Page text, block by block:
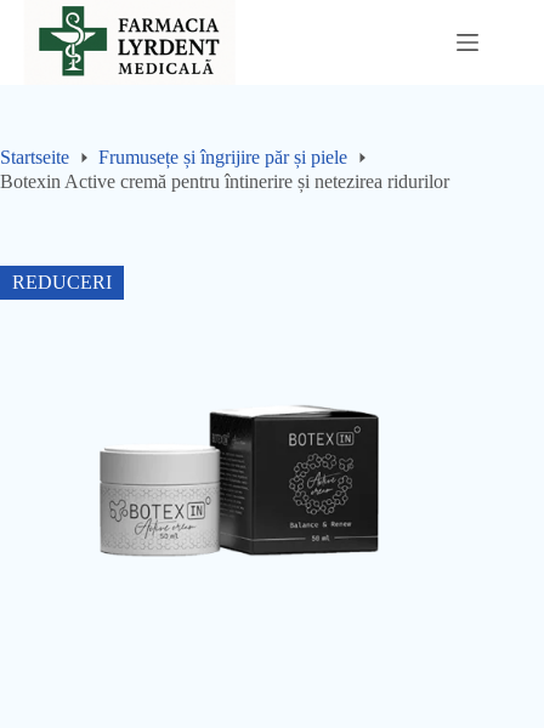
conținut
Startseite
Frumusețe și îngrijire păr și piele
Botexin Active cremă pentru întinerire și netezirea ridurilor
REDUCERI